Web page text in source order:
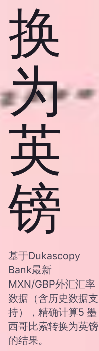
换
为
英
镑
基于Dukascopy
Bank最新
MXN/GBP外汇汇率
数据（含历史数据支
持），精确计算5 墨
西哥比索转换为英镑
的结果。